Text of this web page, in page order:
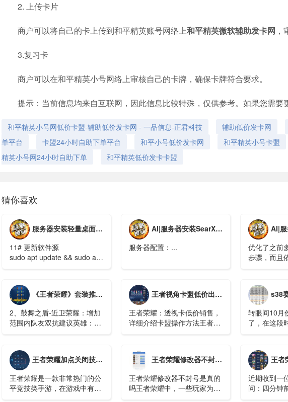
2. 上传卡片
商户可以将自己的卡上传到和平精英账号网络上和平精英微软辅助发卡网
3.复习卡
商户可以在和平精英小号网络上审核自己的卡牌，确保卡牌符合要求。
提示：当前信息均来自互联网，因此信息比较特殊，仅供参考。如果您需
和平精英小号网低价卡盟-辅助低价发卡网 - 一品信息-正君科技
辅助低价发卡网
单平台
卡盟24小时自助下单平台 和平小号低价发卡网
和平精英小号卡盟
精英小号网24小时自助下单
和平精英低价发卡卡盟
猜你喜欢
服务器安装轻量桌面和 VNC
11# 更新软件源
sudo apt update && sudo apt upgrade -
AI|服务器安装SearXNG
服务器配置：...
AI|服务器安
优化了之前
步骤，而且
https://
看）...
《王者荣耀》套装推荐-辅助篇
2、鼓舞之盾-近卫荣耀：增加
范围内队友双抗建议英雄：所
c位的保护能力...
王者视角卡盟低价出售（王者荣耀：视角卡牌低价出售，详细介绍卡盟操作方法）
王者荣耀：透视卡低价销售，
详细介绍卡盟操作方法王者荣
具，它可以帮助玩家更好的把
握机会，快速上分。在市场上
有很多透视卡销售平台...
s38赛季更新时
转眼间10月
了，在这段
下来的很多
汗这个英雄
雄空空儿的
王者荣耀加点关闭技能推荐方法
王者荣耀是一款非常热门的公
平竞技类手游，在游戏中有很
王者荣耀修改器不封号是真的吗？
王者荣耀修改器不封号是真的
吗王者荣耀中，一些玩家为了
王者荣耀：经济分
近期收到一
问：四分钟